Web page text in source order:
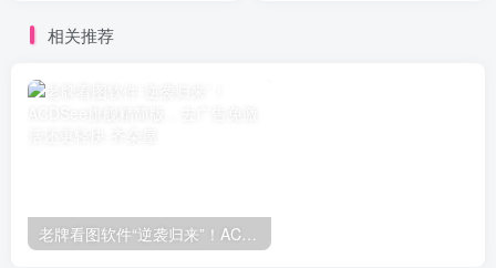
相关推荐
老牌看图软件“逆袭归来”！ACDSee旗舰精简版，去广告免激活还更轻快